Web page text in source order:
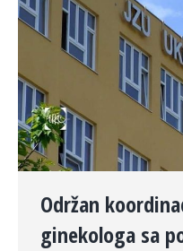
Održan
ginekologa sa